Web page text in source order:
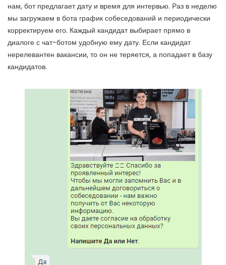
нам, бот предлагает дату и время для интервью. Раз в неделю
мы загружаем в бота график собеседований и периодически
корректируем его. Каждый кандидат выбирает прямо в
диалоге с чат-ботом удобную ему дату. Если кандидат
нерелевантен вакансии, то он не теряется, а попадает в базу
кандидатов.